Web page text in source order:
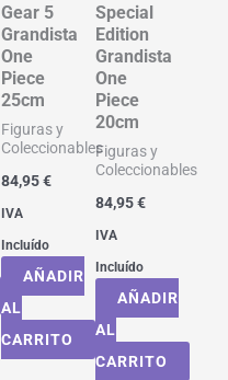
Gear 5
Grandista
One
Piece
25cm
Figuras y
Coleccionables
84,95€
IVA
Incluído
AÑADIR
AL
CARRITO
Special
Edition
Grandista
One
Piece
20cm
Figuras y
Coleccionables
84,95€
IVA
Incluído
AÑADIR
AL
CARRITO